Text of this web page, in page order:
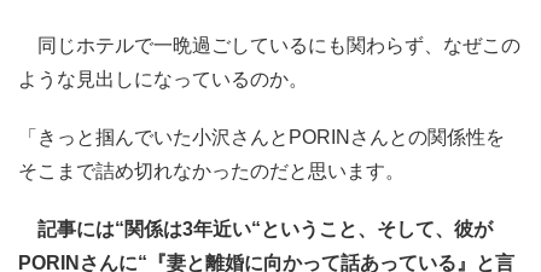
同じホテルで一晩過ごしているにも関わらず、なぜこの
ような見出しになっているのか。
「きっと掴んでいた小沢さんとPORINさんとの関係性を
そこまで詰め切れなかったのだと思います。
記事には“関係は3年近い“ということ、そして、彼が
PORINさんに“『妻と離婚に向かって話あっている』と言